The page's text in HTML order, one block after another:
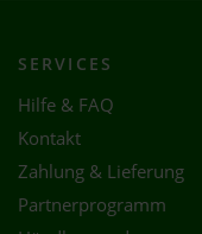
SERVICES
Hilfe & FAQ
Kontakt
Zahlung & Lieferung
Partnerprogramm